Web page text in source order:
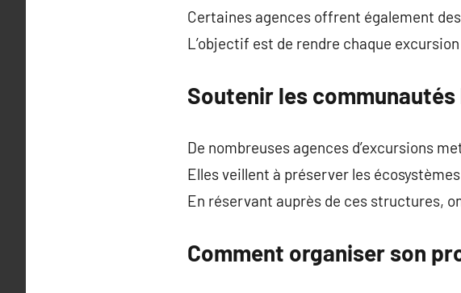
Certaines agences offrent également
L’objectif est de rendre chaque
Soutenir les
De nombreuses agences d’excursions
Elles veillent à préserver les écosystèmes
En réservant auprès de ces structures,
Comment organiser son